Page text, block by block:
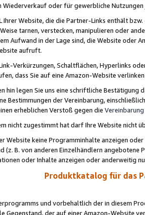
Wiederverkauf oder für gewerbliche
Ihrer Website, die die Partner-Links enthält
tarnen, verstecken, manipulieren oder
Aufwand in der Lage sind, die Website oder
aufruft.
Verkürzungen, Schaltflächen, Hyperlinks
dass Sie auf eine Amazon-Website
hin legen Sie uns eine schriftliche
Bestimmungen der Vereinbarung,
erheblichen Verstoß gegen die Vereinbarung
nicht zugestimmt hat darf Ihre Website nicht
Website keine Programminhalte anzeigen
(z. B. von anderen Einzelhändlern
oder Inhalte anzeigen oder anderweitig
Produktkatalog für das
und vorbehaltlich der in diesem
Gegenstand, der auf einer Amazon-Website